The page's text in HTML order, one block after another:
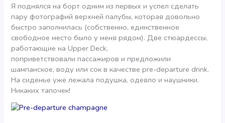
Я поднялся на борт одним из первых и успел сделать
пару фотографий верхней палубы, которая довольно
быстро заполнилась (собственно, единственное
свободное место было у меня рядом). Две стюардессы,
работающие на Upper Deck,
поприветствовали пассажиров и предложили
шампанское, воду или сок в качестве pre-departure drink.
На сиденье уже лежала подушка, одеяло и наушники.
Никаких тапочек!